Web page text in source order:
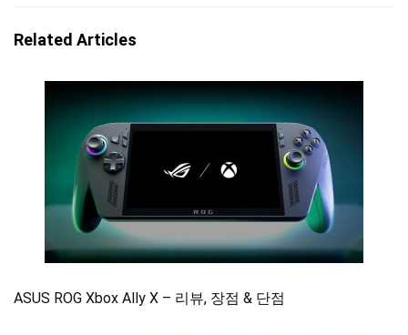
Related Articles
ASUS ROG Xbox Ally X – 리뷰, 장점 & 단점